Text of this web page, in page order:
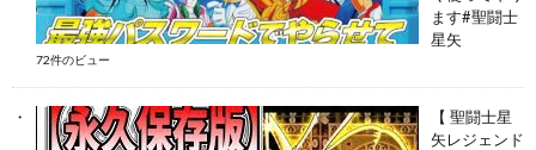
ます#聖闘士
星矢
72件のビュー
【 聖闘士星
矢レジェンド